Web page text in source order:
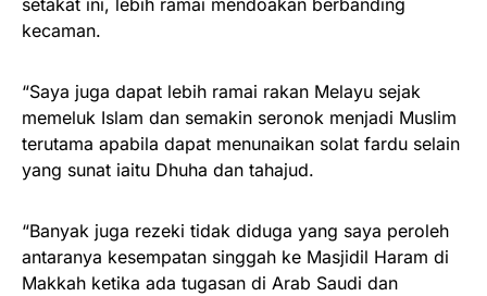
setakat ini, lebih ramai mendoakan berbanding
kecaman.
“Saya juga dapat lebih ramai rakan Melayu sejak
memeluk Islam dan semakin seronok menjadi Muslim
terutama apabila dapat menunaikan solat fardu selain
yang sunat iaitu Dhuha dan tahajud.
“Banyak juga rezeki tidak diduga yang saya peroleh
antaranya kesempatan singgah ke Masjidil Haram di
Makkah ketika ada tugasan di Arab Saudi dan